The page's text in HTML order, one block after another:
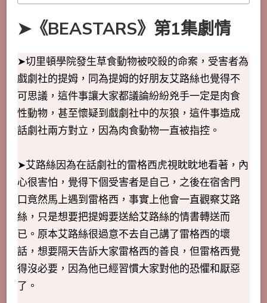
➤《BEASTARS》第1集劇情
➤切里頓學院發生草食動物被咬殺的命案，受害者為
戲劇社的提姆，同為提姆的好朋友艾路絲也覺得不
可思議，這件事讓大家都議論紛紛兇手一定是肉食
性動物，甚至懷疑到戲劇社中的灰狼，這件事造成
話劇社兩方對立，因為肉食動物一直被指控。
➤艾路絲因為在話劇社的雷格西虎視眈眈地看著，內
心很害怕，覺得下個受害者是自己，之後在宿舍門
口竟然馬上遇到雷格西，事實上他會一直觀察艾路
絲，只是想要把提姆要送給艾路絲的情書轉送而
已。原本艾路絲很過意不去自己講了雷格西的壞
話，想要隔天告訴大家雷格西的善良，但雷格西覺
得沒必要，因為他已經習慣大家對他的恐懼和厭惡
了。